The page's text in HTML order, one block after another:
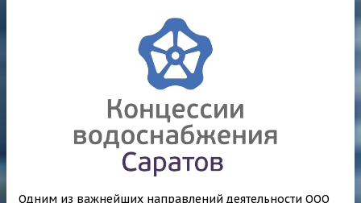
Одним из важнейших направлений деятельности ООО